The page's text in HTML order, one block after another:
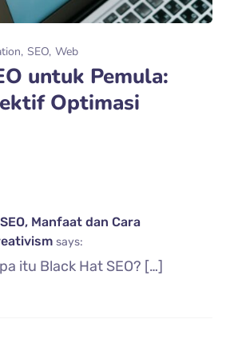
SEO Web
untuk Pemula:
Optimasi
Manfaat dan Cara
says:
itu Black Hat SEO? […]